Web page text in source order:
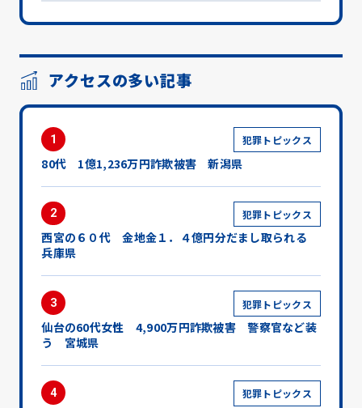
アクセスの多い記事
1 犯罪トピックス
80代 1億1,236万円詐欺被害 新潟県
2 犯罪トピックス
西宮の６０代 金地金１．４億円分だまし取られる
兵庫県
3 犯罪トピックス
仙台の60代女性 4,900万円詐欺被害 警察官など装
う 宮城県
4 犯罪トピックス